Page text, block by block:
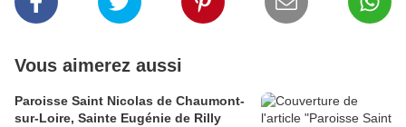
Vous aimerez aussi
Paroisse Saint Nicolas de Chaumont-
sur-Loire, Sainte Eugénie de Rilly